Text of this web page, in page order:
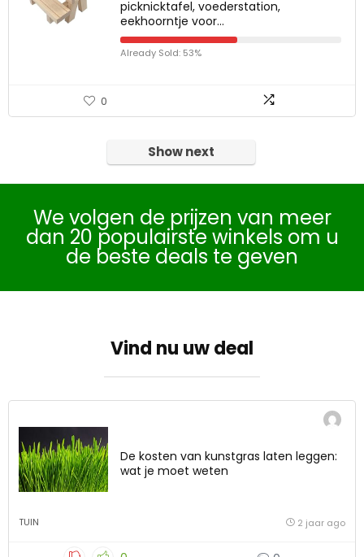
picknicktafel, voederstation,
eekhoorntje voor…
Already Sold: 53%
0
Show next
We volgen de prijzen van meer
dan 20 populairste winkels om u
de beste deals te geven
Vind nu uw deal
De kosten van kunstgras laten leggen:
wat je moet weten
TUIN 2 jaar ago